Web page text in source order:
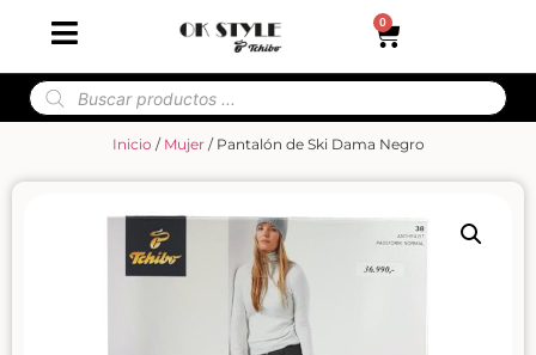
0
Inicio / Mujer/ Pantalón de Ski Dama Negro